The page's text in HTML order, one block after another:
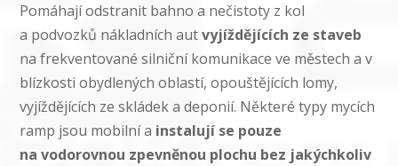
Pomáhají odstranit bahno a nečistoty z kol
a podvozků nákladních autvyjíždějících ze staveb
na frekventované silniční komunikace ve městech a v
blízkosti obydlených oblastí, opouštějících lomy,
vyjíždějících ze skládek a deponií. Některé typy mycích
ramp jsou mobilní a instalují se pouze
na vodorovnou zpevněnou plochu bez jakýchkoliv